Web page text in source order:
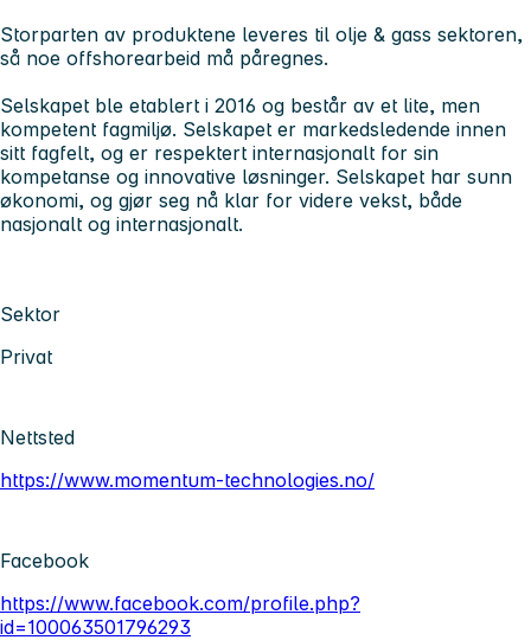
Storparten av produktene leveres til olje & gass sektoren,
så noe offshorearbeid må påregnes.
Selskapet ble etablert i 2016 og består av et lite, men
kompetent fagmiljø. Selskapet er markedsledende innen
sitt fagfelt, og er respektert internasjonalt for sin
kompetanse og innovative løsninger. Selskapet har sunn
økonomi, og gjør seg nå klar for videre vekst, både
nasjonalt og internasjonalt.
Sektor
Privat
Nettsted
https://www.momentum-technologies.no/
Facebook
https://www.facebook.com/profile.php?
id=100063501796293